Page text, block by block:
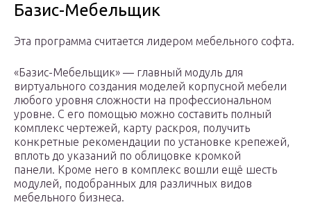
Базис-Мебельщик
Эта программа считается лидером мебельного софта.
«Базис-Мебельщик» — главный модуль для
виртуального создания моделей корпусной мебели
любого уровня сложности на профессиональном
уровне. С его помощью можно составить полный
комплекс чертежей, карту раскроя, получить
конкретные рекомендации по установке крепежей,
вплоть до указаний по облицовке кромкой
панели. Кроме него в комплекс вошли ещё шесть
модулей, подобранных для различных видов
мебельного бизнеса.